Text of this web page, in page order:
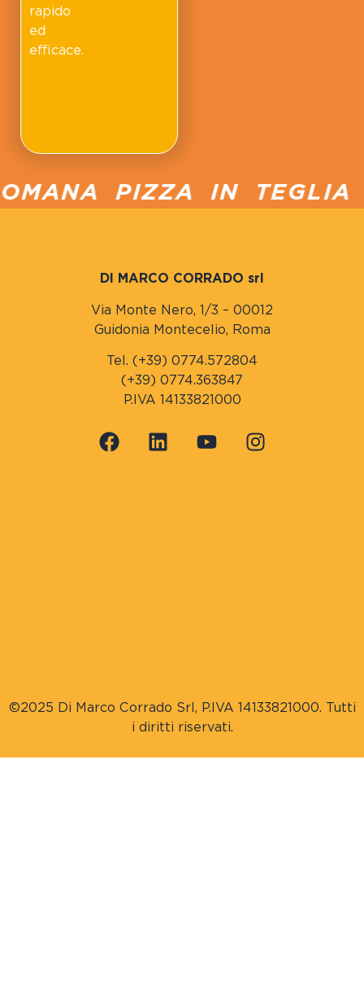
rapido
ed
efficace.
PIZZA IN TEGLIA
DI MARCO CORRADO srl
Via Monte Nero, 1/3 – 00012
Guidonia Montecelio, Roma
Tel. (+39) 0774.572804
(+39) 0774.363847
P.IVA 14133821000
©2025 Di Marco Corrado Srl, P.IVA 14133821000. Tutti
i diritti riservati.